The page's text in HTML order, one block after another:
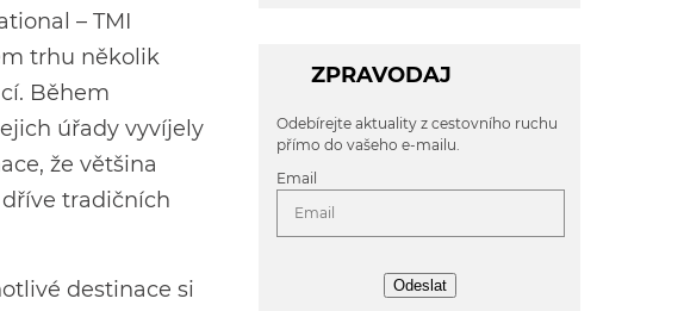
– TMI
trhu několik
Během
úřady vyvíjely
že většina
tradičních
destinace si
ZPRAVODAJ
Odebírejte aktuality z cestovního ruchu
přímo do vašeho e-mailu.
Email
Odeslat